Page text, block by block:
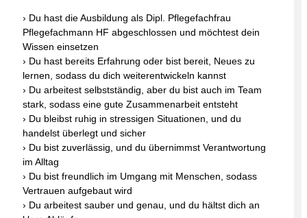
› Du hast die Ausbildung als Dipl. Pflegefachfrau
Pflegefachmann HF abgeschlossen und möchtest dein
Wissen einsetzen
› Du hast bereits Erfahrung oder bist bereit, Neues zu
lernen, sodass du dich weiterentwickeln kannst
› Du arbeitest selbstständig, aber du bist auch im Team
stark, sodass eine gute Zusammenarbeit entsteht
› Du bleibst ruhig in stressigen Situationen, und du
handelst überlegt und sicher
› Du bist zuverlässig, und du übernimmst Verantwortung
im Alltag
› Du bist freundlich im Umgang mit Menschen, sodass
Vertrauen aufgebaut wird
› Du arbeitest sauber und genau, und du hältst dich an